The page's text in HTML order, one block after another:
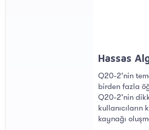
Hassas
Q20-2'nin
birden fazla
Q20-2'nin
kaynağı